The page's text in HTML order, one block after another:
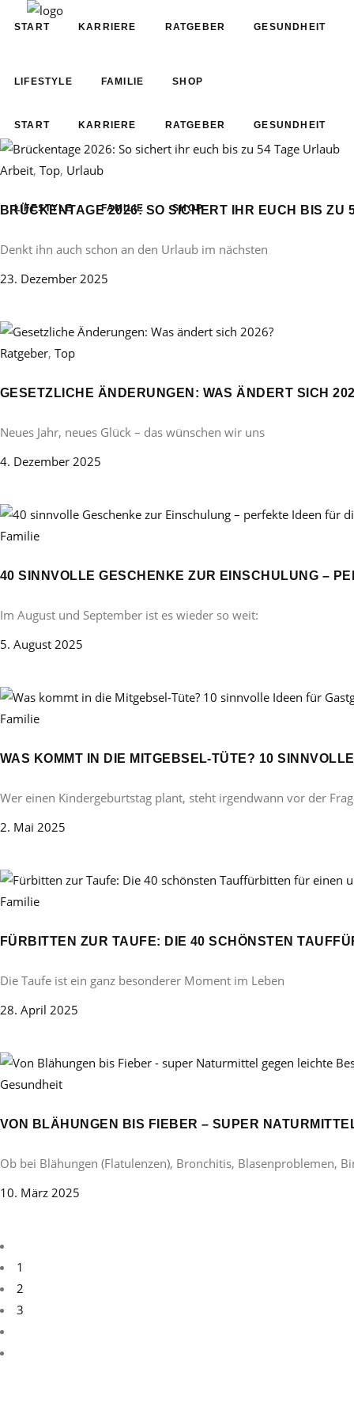
START KARRIERE RATGEBER GESUNDHEIT
LIFESTYLE FAMILIE SHOP
START KARRIERE RATGEBER GESUNDHEIT
LIFESTYLE FAMILIE SHOP
Arbeit, Top, Urlaub
BRÜCKENTAGE 2026: SO SICHERT IHR EUCH BIS ZU
Denkt ihn auch schon an den Urlaub im nächsten
23. Dezember 2025
Ratgeber, Top
GESETZLICHE ÄNDERUNGEN: WAS ÄNDERT SICH
Neues Jahr, neues Glück – das wünschen wir uns
4. Dezember 2025
Familie
40 SINNVOLLE GESCHENKE ZUR EINSCHULUNG –
Im August und September ist es wieder so weit:
5. August 2025
Familie
WAS KOMMT IN DIE MITGEBSEL-TÜTE? 10
Wer einen Kindergeburtstag plant, steht irgendwann vor der
2. Mai 2025
Familie
FÜRBITTEN ZUR TAUFE: DIE 40 SCHÖNSTEN
Die Taufe ist ein ganz besonderer Moment im Leben
28. April 2025
Gesundheit
VON BLÄHUNGEN BIS FIEBER – SUPER
Ob bei Blähungen (Flatulenzen), Bronchitis, Blasenproblemen,
10. März 2025
1
2
3